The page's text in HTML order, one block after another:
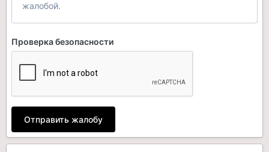
жалобой.
Проверка безопасности
Отправить жалобу